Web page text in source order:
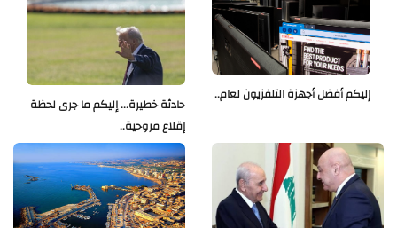
حادثة خطيرة... إليكم ما جرى لحظة
إقلاع مروحية..
إليكم أفضل أجهزة التلفزيون لعام..